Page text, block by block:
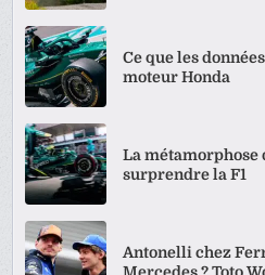
Ce que les
moteur Honda
La métamorphose
surprendre la F1
Antonelli chez
Mercedes ? Toto